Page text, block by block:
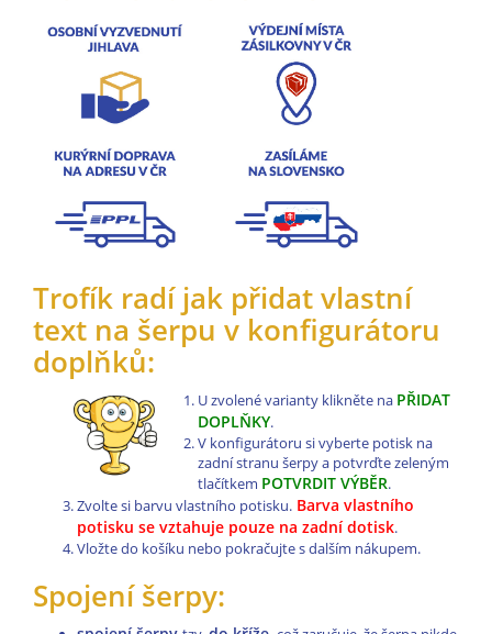
Trofík radí jak přidat vlastní
text na šerpu v konfigurátoru
doplňků:
U zvolené varianty klikněte na PŘIDAT
DOPLŇKY.
V konfigurátoru si vyberte potisk na
zadní stranu šerpy a potvrďte zeleným
tlačítkem POTVRDIT VÝBĚR.
Zvolte si barvu vlastního potisku. Barva vlastního
potisku se vztahuje pouze na zadní dotisk.
Vložte do košíku nebo pokračujte s dalším nákupem.
Spojení šerpy: